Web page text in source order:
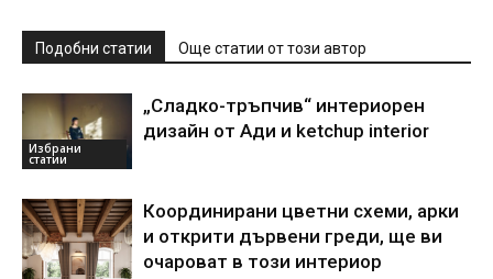
Подобни статии Още статии от този автор
Избрани
статии
„Сладко-тръпчив“ интериорен
дизайн от Ади и ketchup interior
Координирани цветни схеми, арки
и открити дървени греди, ще ви
очароват в този интериор